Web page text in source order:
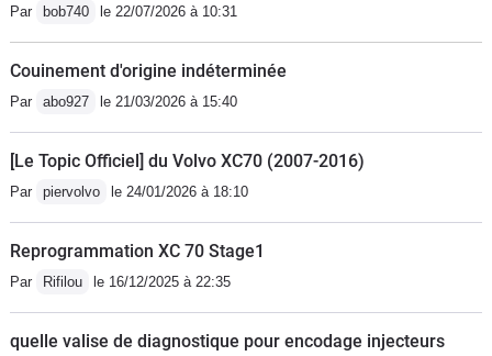
Par bob740 le 22/07/2026 à 10:31
Couinement d'origine indéterminée
Par abo927 le 21/03/2026 à 15:40
[Le Topic Officiel] du Volvo XC70 (2007-2016)
Par piervolvo le 24/01/2026 à 18:10
Reprogrammation XC 70 Stage1
Par Rifilou le 16/12/2025 à 22:35
quelle valise de diagnostique pour encodage injecteurs